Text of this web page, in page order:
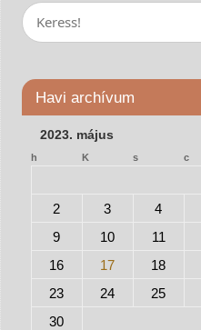
Havi archívum
2023. május
h K s c
2
3 4
9
10 11
16
17 18
23
24 25
30